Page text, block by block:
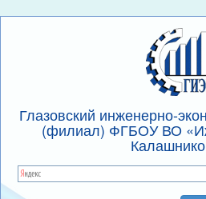
Глазовский инженерно-
(филиал) ФГБОУ ВО